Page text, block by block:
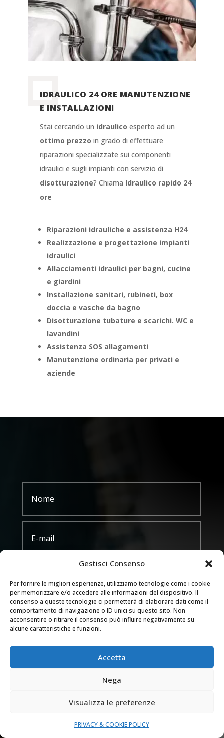
Gestisci Consenso
Per fornire le migliori esperienze, utilizziamo tecnologie come i cookie
per memorizzare e/o accedere alle informazioni del dispositivo. Il
consenso a queste tecnologie ci permetterà di elaborare dati come il
comportamento di navigazione o ID unici su questo sito. Non
acconsentire o ritirare il consenso può influire negativamente su
alcune caratteristiche e funzioni.
Accetta
Nega
Visualizza le preferenze
PRIVACY & COOKIE POLICY
IDRAULICO 24 ORE MANUTENZIONE
E INSTALLAZIONI
Stai cercando un idraulico esperto ad un
ottimo prezzo in grado di effettuare
riparazioni specializzate sui componenti
idraulici e sugli impianti con servizio di
disotturazione? Chiama Idraulico rapido 24
ore
Riparazioni idrauliche e assistenza H24
Realizzazione e progettazione impianti
idraulici
Allacciamenti idraulici per bagni, cucine
e giardini
Installazione sanitari, rubineti, box
doccia e vasche da bagno
Disotturazione tubature e scarichi. WC e
lavandini
Assistenza SOS allagamenti
Manutenzione ordinaria per privati e
aziende
Trattamento dei dati
secondo la privacy policy di questo sito web
5 + 2